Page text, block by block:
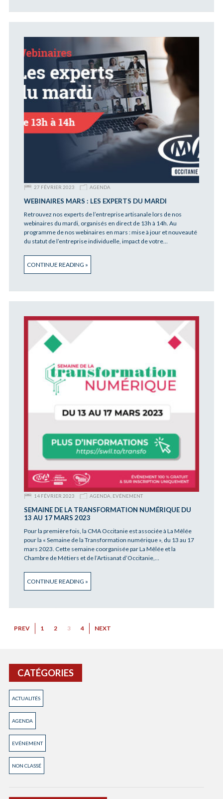
27 FÉVRIER 2023 AGENDA
WEBINAIRES MARS : LES EXPERTS DU MARDI
Retrouvez nos experts de l’entreprise artisanale lors de nos
webinaires du mardi, organisés en direct de 13h à 14h. Au
programme de nos webinaires en mars : mise à jour et nouveauté
du statut de l’entreprise individuelle, impact de votre…
CONTINUE READING »
14 FÉVRIER 2023 AGENDA, EVÉNEMENT
SEMAINE DE LA TRANSFORMATION NUMÉRIQUE DU
13 AU 17 MARS 2023
Pour la première fois, la CMA Occitanie est associée à La Mêlée
pour la « Semaine de la Transformation numérique », du 13 au 17
mars 2023. Cette semaine coorganisée par La Mêlée et la
Chambre de Métiers et de l’Artisanat d’Occitanie,…
CONTINUE READING »
PREV 1 2 3 4 NEXT
CATÉGORIES
ACTUALITÉS
AGENDA
EVÉNEMENT
NON CLASSÉ